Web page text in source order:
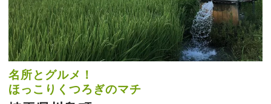
名所とグルメ！
ほっこりくつろぎのマチ